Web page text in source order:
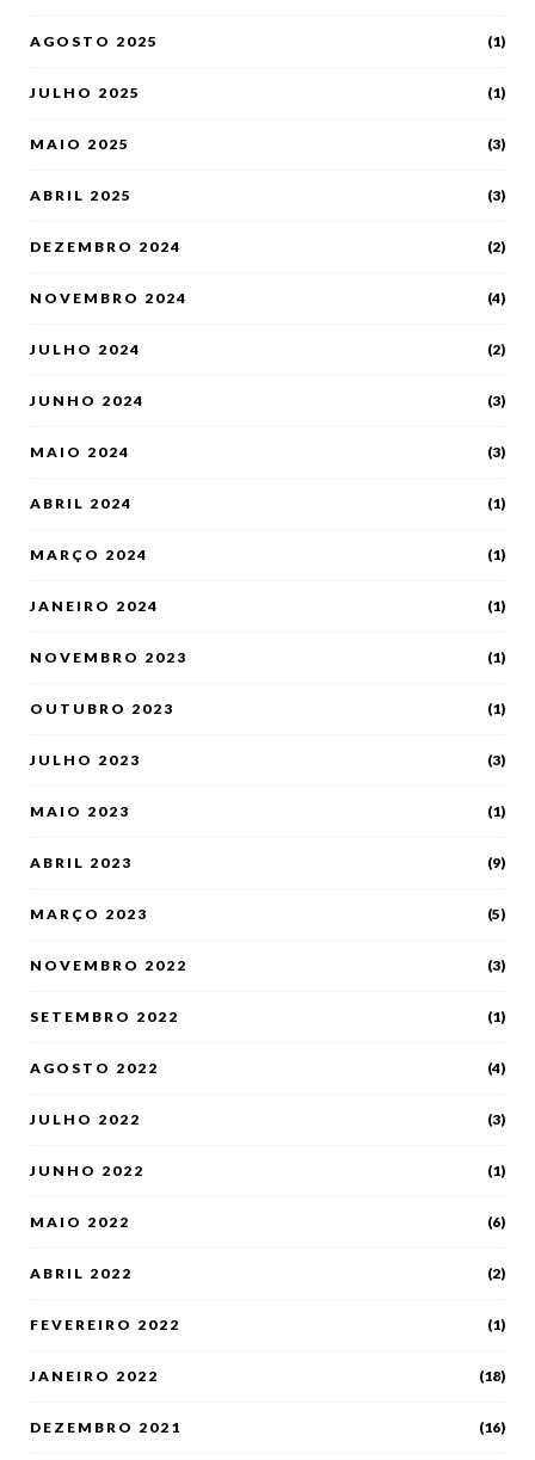
AGOSTO 2025 (1)
JULHO 2025 (1)
MAIO 2025 (3)
ABRIL 2025 (3)
DEZEMBRO 2024 (2)
NOVEMBRO 2024 (4)
JULHO 2024 (2)
JUNHO 2024 (3)
MAIO 2024 (3)
ABRIL 2024 (1)
MARÇO 2024 (1)
JANEIRO 2024 (1)
NOVEMBRO 2023 (1)
OUTUBRO 2023 (1)
JULHO 2023 (3)
MAIO 2023 (1)
ABRIL 2023 (9)
MARÇO 2023 (5)
NOVEMBRO 2022 (3)
SETEMBRO 2022 (1)
AGOSTO 2022 (4)
JULHO 2022 (3)
JUNHO 2022 (1)
MAIO 2022 (6)
ABRIL 2022 (2)
FEVEREIRO 2022 (1)
JANEIRO 2022 (18)
DEZEMBRO 2021 (16)